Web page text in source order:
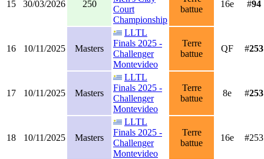
15 30/03/2026 250
Court
Championship
battue
16e #94
16 10/11/2025 Masters
LLTL
Finals 2025 -
Challenger
Montevideo
Terre
battue
QF #253
17 10/11/2025 Masters
LLTL
Finals 2025 -
Challenger
Montevideo
Terre
battue
8e #253
18 10/11/2025 Masters
LLTL
Finals 2025 -
Challenger
Montevideo
Terre
battue
16e #253